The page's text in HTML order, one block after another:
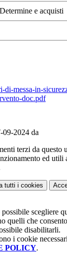
Determine e acquisti
messa-in-
doc.pdf
2024 da
terzi da questo
ed
tutti i cookies
possibile scegliere
quelli che
disabilitarli.
i cookie
POLICY.